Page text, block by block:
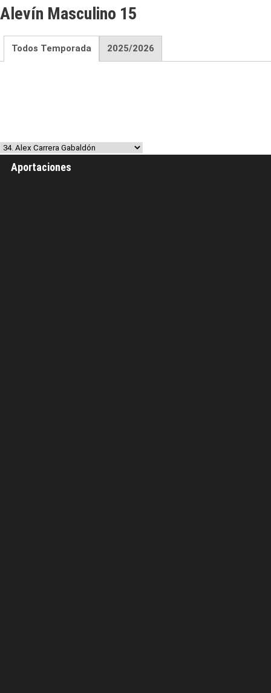
Alevín Masculino 15
Todos Temporada 2025/2026
Aportaciones